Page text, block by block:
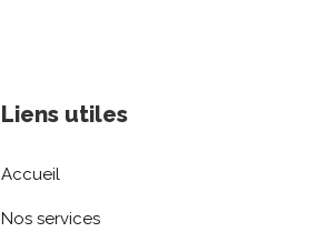
Liens utiles
Accueil
Nos services